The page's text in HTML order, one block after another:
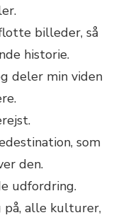
billeder, så
historie.
deler min viden
som
den.
udfordring.
på, alle kulturer,